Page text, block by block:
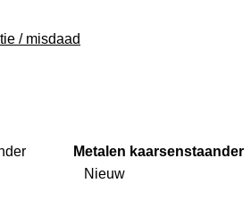
/ misdaad
Metalen kaarsenstaander
Nieuw